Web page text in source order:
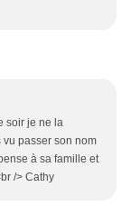
soir je ne la
passer son nom
à sa famille et
/> Cathy